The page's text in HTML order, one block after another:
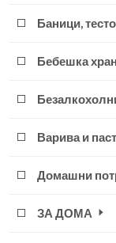
Баници,
Бебешка
Варива и
Домашни
ЗА ДОМА